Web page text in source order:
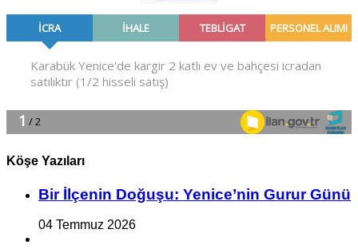
Köşe Yazıları
Bir İlçe­nin Do­ğu­şu: Ye­ni­ce’nin Gurur Günü
04 Temmuz 2026